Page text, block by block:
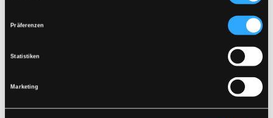
Präferenzen
Statistiken
Marketing